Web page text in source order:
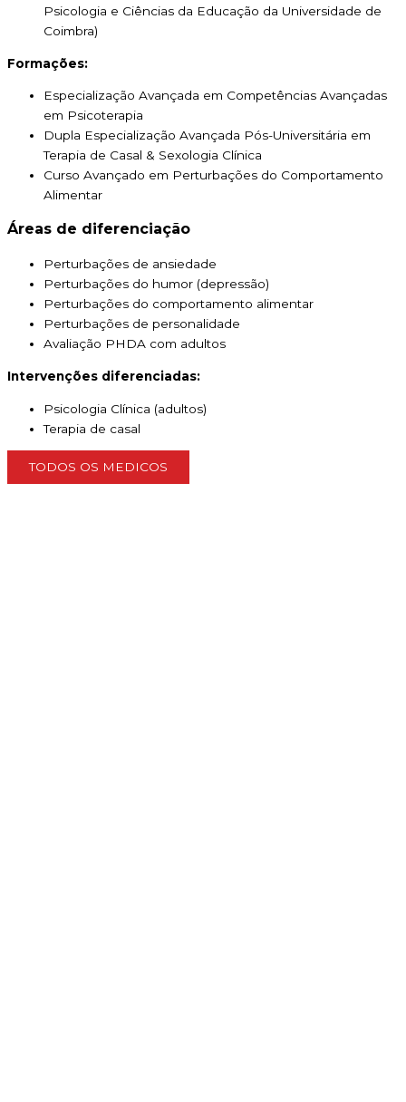
Psicologia e Ciências da Educação da Universidade de
Coimbra)
Formações:
Especialização Avançada em Competências Avançadas
em Psicoterapia
Dupla Especialização Avançada Pós-Universitária em
Terapia de Casal & Sexologia Clínica
Curso Avançado em Perturbações do Comportamento
Alimentar
Áreas de diferenciação
Perturbações de ansiedade
Perturbações do humor (depressão)
Perturbações do comportamento alimentar
Perturbações de personalidade
Avaliação PHDA com adultos
Intervenções diferenciadas:
Psicologia Clínica (adultos)
Terapia de casal
TODOS OS MEDICOS